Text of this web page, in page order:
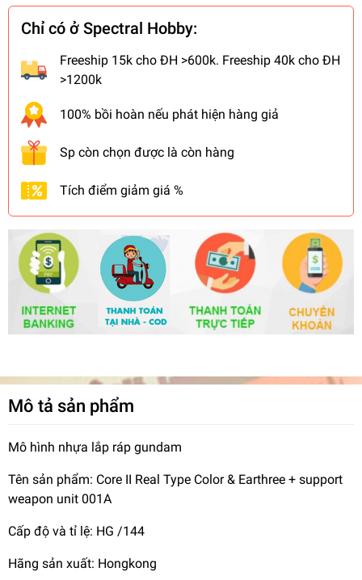
Chỉ có ở Spectral Hobby:
Freeship 15k cho ĐH >600k. Freeship 40k cho ĐH
>1200k
100% bồi hoàn nếu phát hiện hàng giả
Sp còn chọn được là còn hàng
Tích điểm giảm giá %
Mô tả sản phẩm
Mô hình nhựa lắp ráp gundam
Tên sản phẩm: Core II Real Type Color & Earthree + support
weapon unit 001A
Cấp độ và tỉ lệ: HG /144
Hãng sản xuất: Hongkong